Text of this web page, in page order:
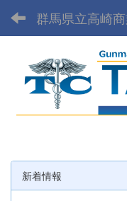
群馬県立高崎
新着情報